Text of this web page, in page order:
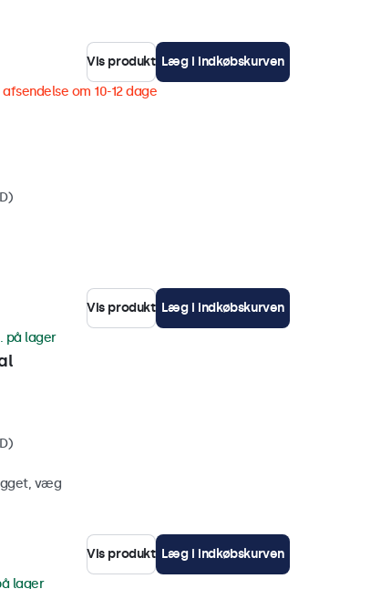
Vis produkt Læg i indkøbskurven
om 10-12 dage
Vis produkt Læg i indkøbskurven
på lager
væg
Vis produkt Læg i indkøbskurven
lager